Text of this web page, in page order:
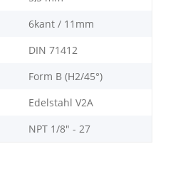
6kant / 11mm
DIN 71412
Form B (H2/45°)
Edelstahl V2A
NPT 1/8" - 27